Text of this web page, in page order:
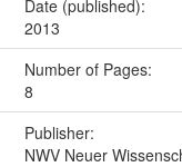
Date (published):
2013
Number of Pages:
8
Publisher:
NWV Neuer